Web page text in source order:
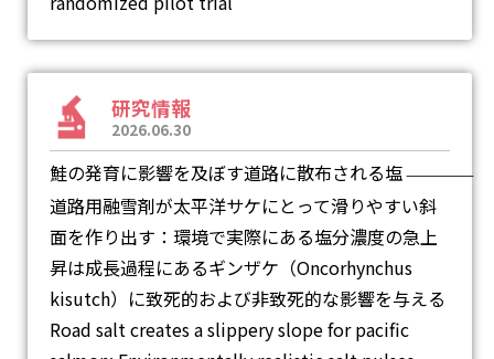
研究情報
2026.06.30
鮭の発育に影響を及ぼす道路に散布される塩 ―
道路用融雪剤が太平洋サケにとって滑りやすい斜
面を作り出す：環境で実際にある塩分濃度の急上
昇は成長過程にあるギンザケ（Oncorhynchus
kisutch）に致死的および非致死的な影響を与える
Road salt creates a slippery slope for pacific